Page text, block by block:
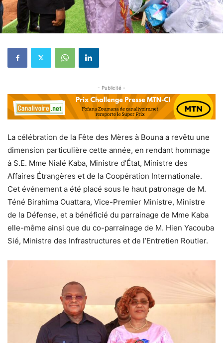
- Publicité -
La célébration de la Fête des Mères à Bouna a revêtu une
dimension particulière cette année, en rendant hommage
à S.E. Mme Nialé Kaba, Ministre d’État, Ministre des
Affaires Étrangères et de la Coopération Internationale.
Cet événement a été placé sous le haut patronage de M.
Téné Birahima Ouattara, Vice-Premier Ministre, Ministre
de la Défense, et a bénéficié du parrainage de Mme Kaba
elle-même ainsi que du co-parrainage de M. Hien Yacouba
Sié, Ministre des Infrastructures et de l’Entretien Routier.